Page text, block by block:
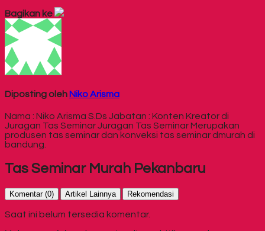
Bagikan ke
Diposting oleh Niko Arisma
Nama : Niko Arisma S.Ds Jabatan : Konten Kreator di
Juragan Tas Seminar Juragan Tas Seminar Merupakan
produsen tas seminar dan konveksi tas seminar dmurah di
bandung.
Tas Seminar Murah Pekanbaru
Komentar (0) Artikel Lainnya Rekomendasi
Saat ini belum tersedia komentar.